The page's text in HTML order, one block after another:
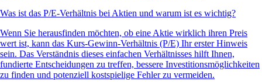
Was ist das P/E-Verhältnis bei Aktien und warum ist es wichtig?
Wenn Sie herausfinden möchten, ob eine Aktie wirklich ihren Preis
wert ist, kann das Kurs-Gewinn-Verhältnis (P/E) Ihr erster Hinweis
sein. Das Verständnis dieses einfachen Verhältnisses hilft Ihnen,
fundierte Entscheidungen zu treffen, bessere Investitionsmöglichkeiten
zu finden und potenziell kostspielige Fehler zu vermeiden.